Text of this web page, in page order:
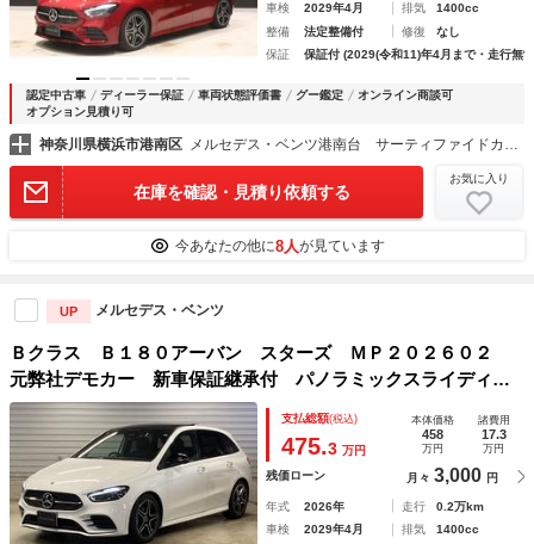
車検
2029年4月 排気
1400cc
整備
法定整備付 修復
なし
保証
保証付 (2029(令和11)年4月まで・走行無
認定中古車 ディーラー保証 車両状態評価書 グー鑑定
オンライン商談可
オプション見積り可
神奈川県横浜市港南区 メルセデス・ベンツ港南台 サーティファイドカーセンター（株）シュテルン世田谷
在庫を確認・見積り依頼する
お気に入り
今あなたの他に8人が見ています
UP メルセデス・ベンツ
Ｂクラス Ｂ１８０アーバン スターズ ＭＰ２０２６０２
元弊社デモカー 新車保証継承付 パノラミックスライディン
グルーフ 運転席・助手席ヒーター機能付きパワーシート 純
正ドライブレコーダー ＥＴＣ２．０搭載 アンビエントライ
ト
支払総額(税込)
475.3 万円
本体価格
458
万円
諸費用
17.3
万円
残価ローン 月々 3,000 円
年式 2026年 走行
0.2万km
車検
2029年4月 排気
1400cc